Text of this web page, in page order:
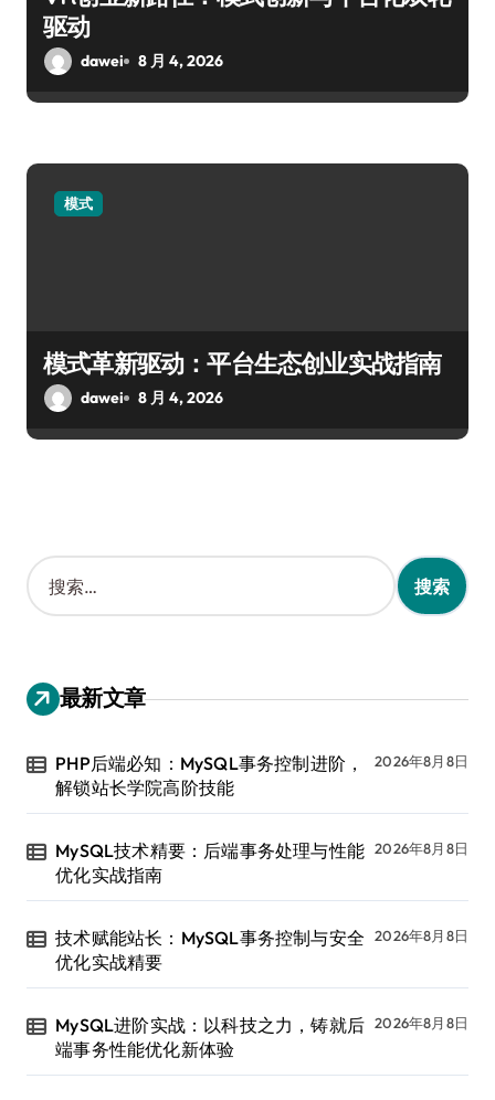
驱动
dawei 8 月 4, 2026
模式
模式革新驱动：平台生态创业实战指南
dawei 8 月 4, 2026
搜
索
：
最新文章
PHP后端必知：MySQL事务控制进阶，
解锁站长学院高阶技能
2026年8月8日
MySQL技术精要：后端事务处理与性能
优化实战指南
2026年8月8日
技术赋能站长：MySQL事务控制与安全
优化实战精要
2026年8月8日
MySQL进阶实战：以科技之力，铸就后
端事务性能优化新体验
2026年8月8日